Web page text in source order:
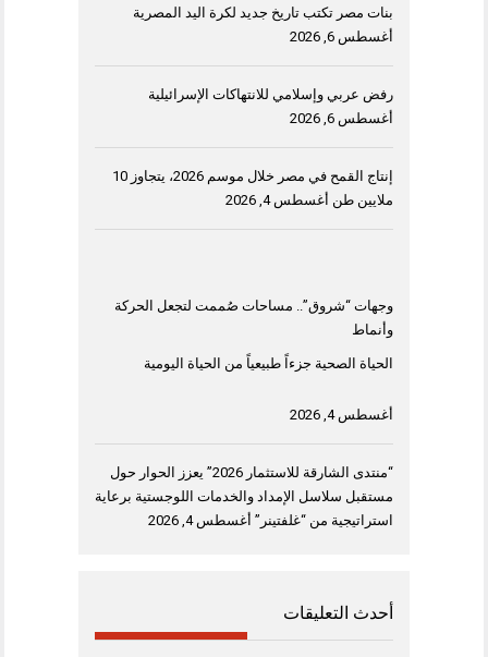
بنات مصر تكتب تاريخ جديد لكرة اليد المصرية
أغسطس 6, 2026
رفض عربي وإسلامي للانتهاكات الإسرائيلية
أغسطس 6, 2026
إنتاج القمح في مصر خلال موسم 2026، يتجاوز 10
ملايين طن أغسطس 4, 2026
وجهات “شروق”.. مساحات صُممت لتجعل الحركة
وأنماط
الحياة الصحية جزءاً طبيعياً من الحياة اليومية
أغسطس 4, 2026
“منتدى الشارقة للاستثمار 2026” يعزز الحوار حول
مستقبل سلاسل الإمداد والخدمات اللوجستية برعاية
استراتيجية من “غلفتينر” أغسطس 4, 2026
أحدث التعليقات